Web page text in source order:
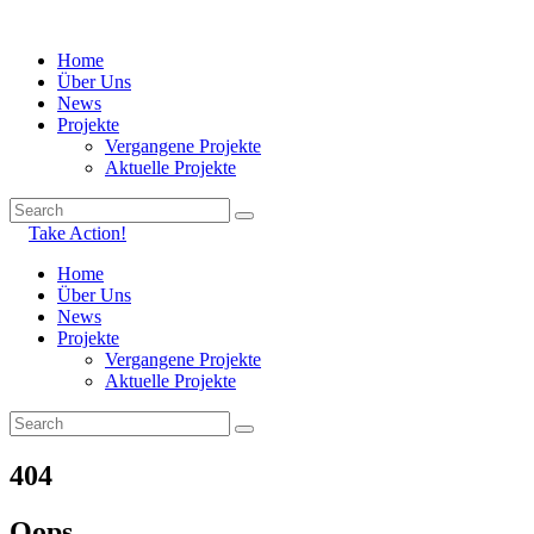
Home
Über Uns
News
Projekte
Vergangene Projekte
Aktuelle Projekte
Take Action!
Home
Über Uns
News
Projekte
Vergangene Projekte
Aktuelle Projekte
404